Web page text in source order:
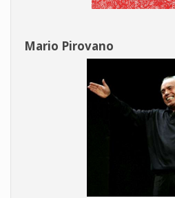
Mario Pirovano